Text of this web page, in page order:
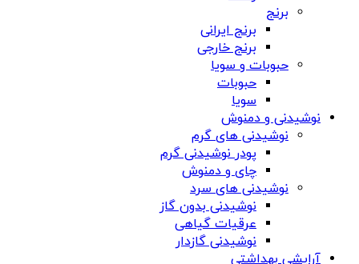
برنج
برنج ایرانی
برنج خارجی
حبوبات و سویا
حبوبات
سویا
نوشیدنی و دمنوش
نوشیدنی های گرم
پودر نوشیدنی گرم
چای و دمنوش
نوشیدنی های سرد
نوشیدنی بدون گاز
عرقیات گیاهی
نوشیدنی گازدار
آرایشی بهداشتی